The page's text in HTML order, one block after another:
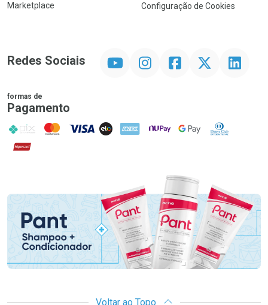
Marketplace
Configuração de Cookies
Redes Sociais InstagramFacebookTwitter Linkedin
formas de
Pagamento
PIX MasterCard
VISA ELO AMEX NuPay Google PayDiners Club
Hipercard
Promoção em Destaque
Voltar ao Topo